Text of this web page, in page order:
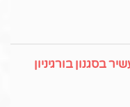
בסגנון בורגיניון